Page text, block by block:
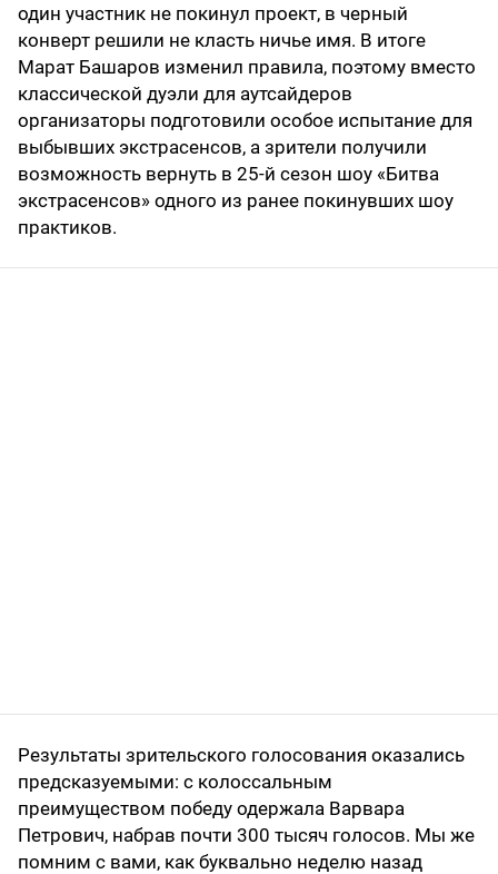
один участник не покинул проект, в черный
конверт решили не класть ничье имя. В итоге
Марат Башаров изменил правила, поэтому вместо
классической дуэли для аутсайдеров
организаторы подготовили особое испытание для
выбывших экстрасенсов, а зрители получили
возможность вернуть в 25-й сезон шоу «Битва
экстрасенсов» одного из ранее покинувших шоу
практиков.
Результаты зрительского голосования оказались
предсказуемыми: с колоссальным
преимуществом победу одержала Варвара
Петрович, набрав почти 300 тысяч голосов. Мы же
помним с вами, как буквально неделю назад